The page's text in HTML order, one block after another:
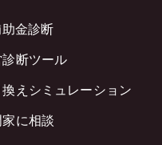
金診断
断ツール
えシミュレーション
に相談